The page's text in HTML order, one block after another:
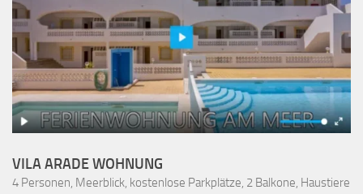
VILA ARADE WOHNUNG
4 Personen, Meerblick, kostenlose Parkplätze, 2 Balkone, Haustiere